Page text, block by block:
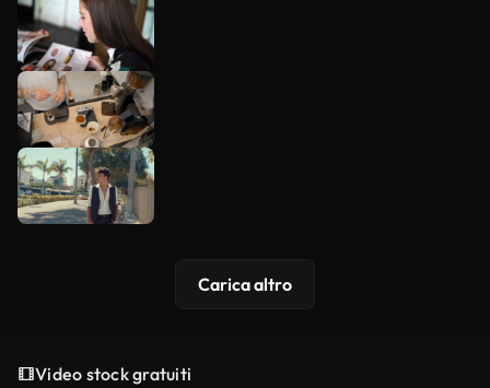
Carica altro
Video stock gratuiti